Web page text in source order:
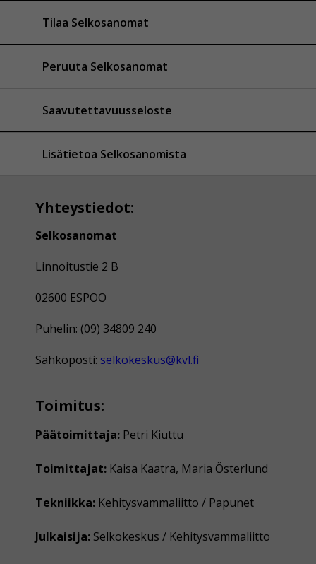
Tilaa Selkosanomat
Peruuta Selkosanomat
Saavutettavuusseloste
Lisätietoa Selkosanomista
Yhteystiedot:
Selkosanomat
Linnoitustie 2 B
02600 ESPOO
Puhelin: (09) 34809 240
Sähköposti: selkokeskus@kvl.fi
Toimitus:
Päätoimittaja: Petri Kiuttu
Toimittajat: Kaisa Kaatra, Maria Österlund
Tekniikka: Kehitysvammaliitto / Papunet
Julkaisija: Selkokeskus / Kehitysvammaliitto